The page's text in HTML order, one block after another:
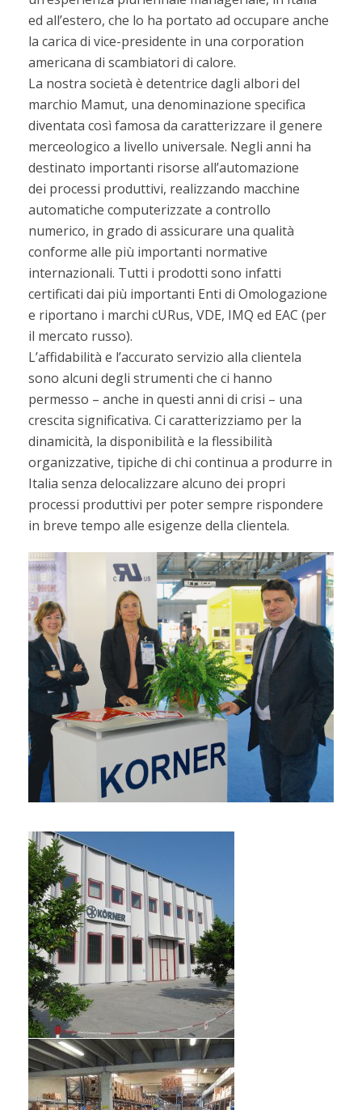
ed all’estero, che lo ha portato ad occupare anche
la carica di vice-presidente in una corporation
americana di scambiatori di calore.
La nostra società è detentrice dagli albori del
marchio Mamut, una denominazione specifica
diventata così famosa da caratterizzare il genere
merceologico a livello universale. Negli anni ha
destinato importanti risorse all’automazione
dei processi produttivi, realizzando macchine
automatiche computerizzate a controllo
numerico, in grado di assicurare una qualità
conforme alle più importanti normative
internazionali. Tutti i prodotti sono infatti
certificati dai più importanti Enti di Omologazione
e riportano i marchi cURus, VDE, IMQ ed EAC (per
il mercato russo).
L’affidabilità e l’accurato servizio alla clientela
sono alcuni degli strumenti che ci hanno
permesso – anche in questi anni di crisi – una
crescita significativa. Ci caratterizziamo per la
dinamicità, la disponibilità e la flessibilità
organizzative, tipiche di chi continua a produrre in
Italia senza delocalizzare alcuno dei propri
processi produttivi per poter sempre rispondere
in breve tempo alle esigenze della clientela.